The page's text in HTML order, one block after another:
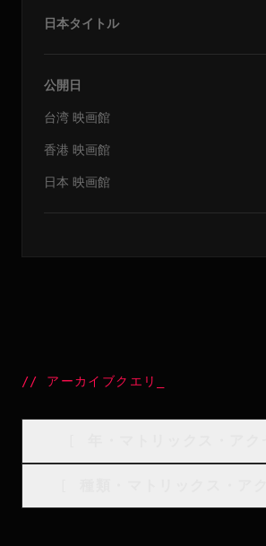
日本タイトル
公開日
台湾 映画館
香港 映画館
日本 映画館
// アーカイブクエリ